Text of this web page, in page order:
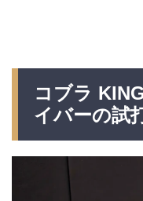
コブラ
イバーの試